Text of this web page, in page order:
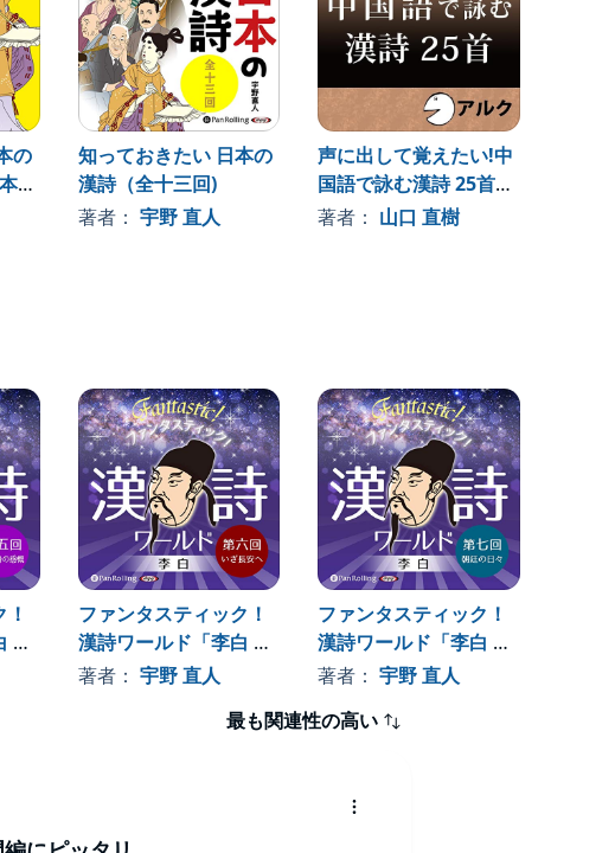
肉
れ
背
像
に
の
懐
知っておきたい 日本の
漢詩（全十三回)
著者： 宇野 直人
声に出して覚えたい!中
国語で詠む漢詩 25首
(アルク)
著者： 山口 直樹
第
ファンタスティック！
漢詩ワールド「李白 第
六回 いざ長安へ」
著者： 宇野 直人
ファンタスティック！
漢詩ワールド「李白 第
七回 朝廷の日々」
著者：宇野 直人
最も関連性の高い